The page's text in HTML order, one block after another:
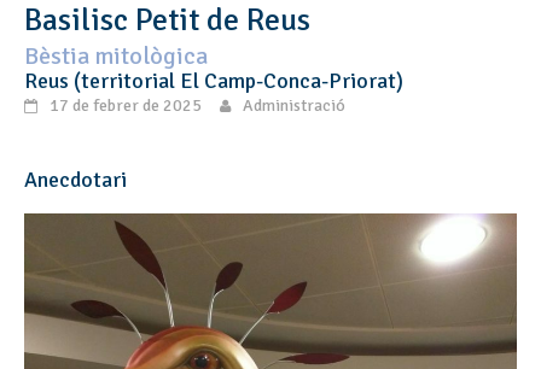
Basilisc Petit de Reus
Bèstia mitològica
Reus (territorial El Camp-Conca-Priorat)
17 de febrer de 2025 Administració
Anecdotari